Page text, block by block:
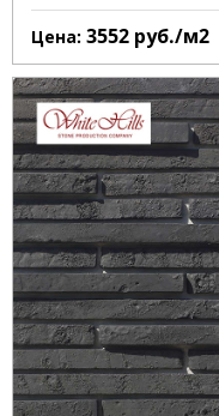
Цена: 3552 руб./м2